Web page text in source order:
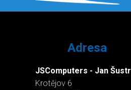
Adresa
JSComputers - Jan Šustr
Krotějov 6